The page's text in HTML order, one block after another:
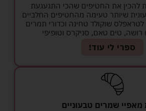
להכין את החטיפים שהכי התגעגעת
שיותר טעימה מהחטיפים החלביים
לטראפלס שוקולד טחינה וכדורי תמרים
רושה, טים טאם, סניקרס וטופיפי
ספרי לי עוד!
מאפיי שמרים טבעוניים